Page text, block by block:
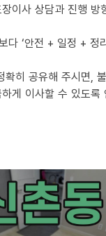
이사 상담과 진행 방
다 ‘안전 + 일정 + 정
확히 공유해 주시면,
게 이사할 수 있도록